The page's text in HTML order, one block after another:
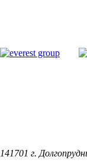
141701 г.